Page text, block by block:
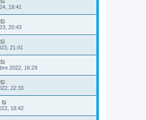
19:41
20:43
21:41
2022, 16:29
22:33
18:42